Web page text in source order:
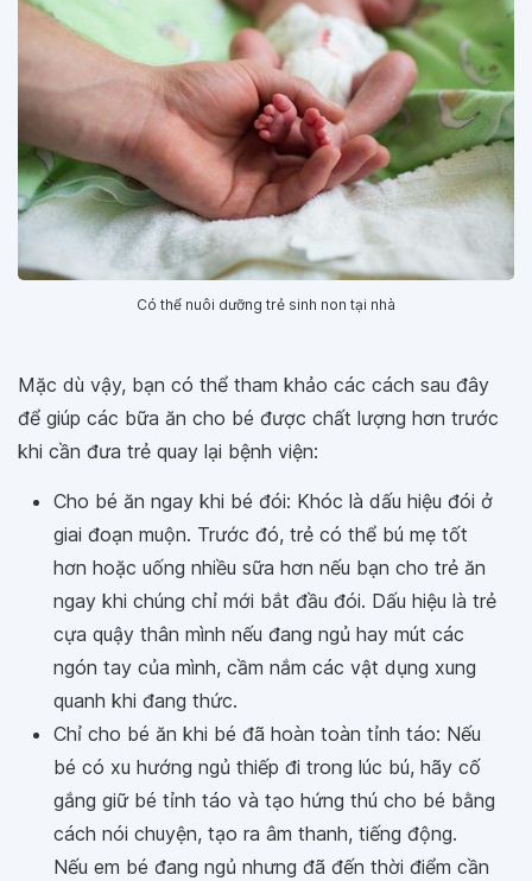
Có thể nuôi dưỡng trẻ sinh non tại nhà
Mặc dù vậy, bạn có thể tham khảo các cách sau đây
để giúp các bữa ăn cho bé được chất lượng hơn trước
khi cần đưa trẻ quay lại bệnh viện:
Cho bé ăn ngay khi bé đói: Khóc là dấu hiệu đói ở
giai đoạn muộn. Trước đó, trẻ có thể bú mẹ tốt
hơn hoặc uống nhiều sữa hơn nếu bạn cho trẻ ăn
ngay khi chúng chỉ mới bắt đầu đói. Dấu hiệu là trẻ
cựa quậy thân mình nếu đang ngủ hay mút các
ngón tay của mình, cầm nắm các vật dụng xung
quanh khi đang thức.
Chỉ cho bé ăn khi bé đã hoàn toàn tỉnh táo: Nếu
bé có xu hướng ngủ thiếp đi trong lúc bú, hãy cố
gắng giữ bé tỉnh táo và tạo hứng thú cho bé bằng
cách nói chuyện, tạo ra âm thanh, tiếng động.
Nếu em bé đang ngủ nhưng đã đến thời điểm cần